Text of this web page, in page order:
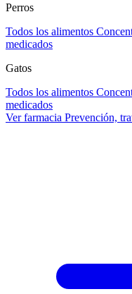
Perros
Todos los alimentos
medicados
Gatos
Todos los alimentos
medicados
Ver farmacia Prevención,